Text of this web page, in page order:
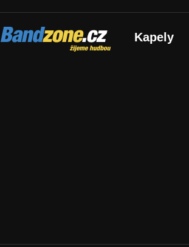
Bandzone.cz
žijeme hudbou Kapely